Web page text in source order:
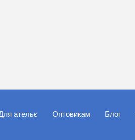
ательє Оптовикам Блог